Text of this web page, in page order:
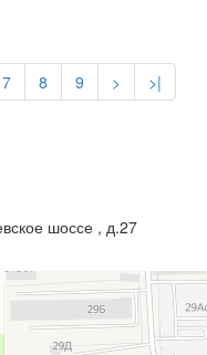
7 8 9 > >|
шоссе , д.27